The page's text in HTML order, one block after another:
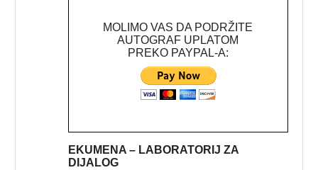
MOLIMO VAS DA PODRŽITE
AUTOGRAF UPLATOM
PREKO PAYPAL-A:
EKUMENA – LABORATORIJ ZA
DIJALOG